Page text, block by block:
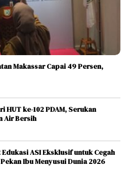
Makassar Capai 49 Persen,
ke-102 PDAM, Serukan
Air Bersih
ASI Eksklusif untuk Cegah
Ibu Menyusui Dunia 2026